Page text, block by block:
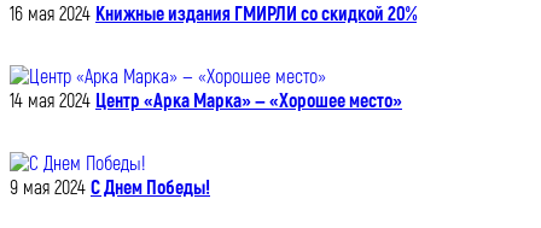
16 мая 2024 Книжные издания ГМИРЛИ со скидкой 20%
14 мая 2024 Центр «Арка Марка» — «Хорошее место»
9 мая 2024 С Днем Победы!